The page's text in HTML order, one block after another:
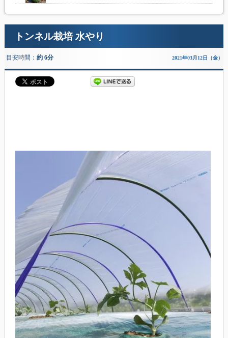
トンネル栽培 水やり
目安時間： 約 6分 2021年03月12日（金）